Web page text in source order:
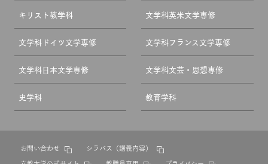
キリスト教学科 文学科英米文学専修
文学科ドイツ文学専修 文学科フランス文学専修
文学科日本文学専修 文学科文芸・思想専修
史学科 教育学科
お問い合わせ
シラバス（講義内容）